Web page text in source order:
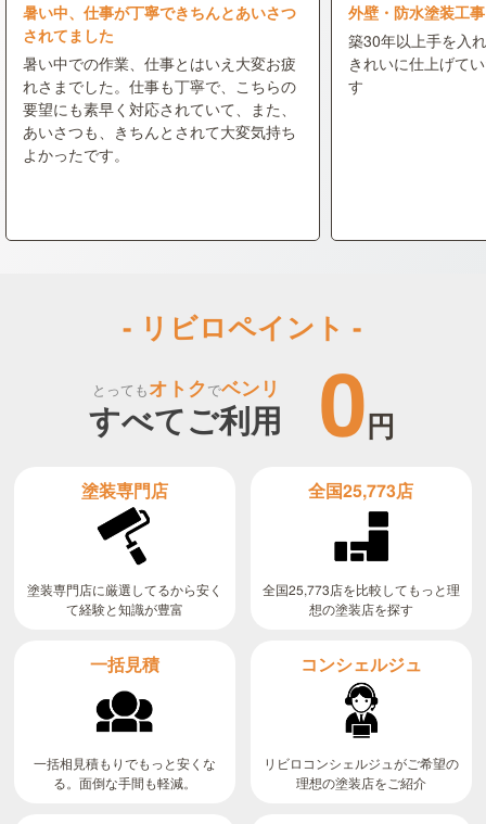
暑い中、仕事が丁寧できちんとあいさつ
されてました
暑い中での作業、仕事とはいえ大変お疲
れさまでした。仕事も丁寧で、こちらの
要望にも素早く対応されていて、また、
あいさつも、きちんとされて大変気持ち
よかったです。
外壁・防水塗装工事
築30年以上手を入
きれいに仕上げて
す
- リビロペイント -
とってもオトクでベンリ
すべてご利用 0円
塗装専門店
塗装専門店に厳選してるから安く
て経験と知識が豊富
全国25,773店
全国25,773店を比較してもっと理
想の塗装店を探す
一括見積
一括相見積もりでもっと安くな
る。面倒な手間も軽減。
コンシェルジュ
リビロコンシェルジュがご希望の
理想の塗装店をご紹介